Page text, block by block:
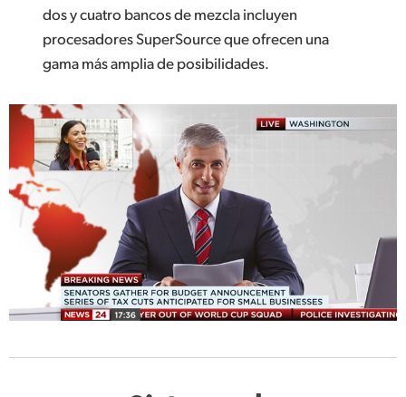
dos y cuatro bancos de mezcla incluyen
procesadores SuperSource que ofrecen una
gama más amplia de posibilidades.